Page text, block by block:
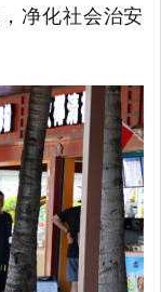
净化社会治安